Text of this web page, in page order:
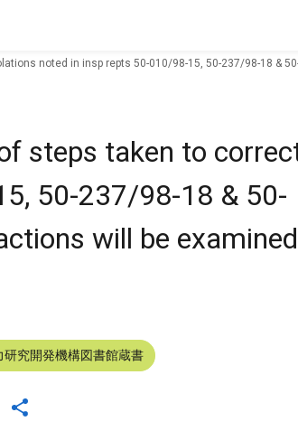
noted in insp repts 50-010/98-15, 50-237/98-18 &
steps taken to
50-237/98-18 & 50-
will be examined
研究開発機構図書館蔵書